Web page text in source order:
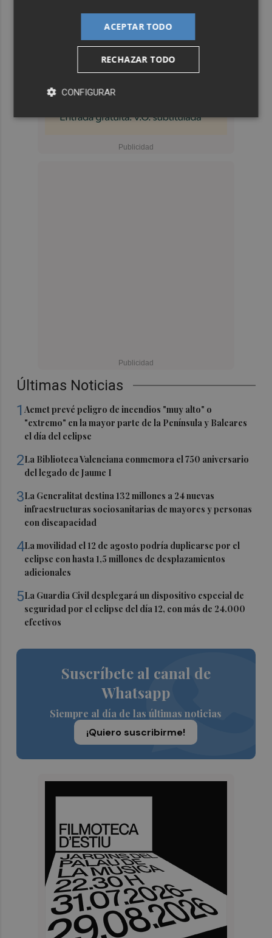
Últimas Noticias
1Aemet prevé peligro de incendios "muy alto" o
"extremo" en la mayor parte de la Península y Baleares
el día del eclipse
2La Biblioteca Valenciana conmemora el 750 aniversario
del legado de Jaume I
3La Generalitat destina 132 millones a 24 nuevas
infraestructuras sociosanitarias de mayores y personas
con discapacidad
4La movilidad el 12 de agosto podría duplicarse por el
eclipse con hasta 1,5 millones de desplazamientos
adicionales
5La Guardia Civil desplegará un dispositivo especial de
seguridad por el eclipse del día 12, con más de 24.000
efectivos
Suscríbete al canal de
Whatsapp
Siempre al día de las últimas noticias
¡Quiero suscribirme!
ACEPTAR TODO
RECHAZAR TODO
CONFIGURAR